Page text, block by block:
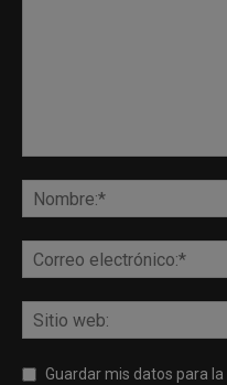
Guardar mis datos para